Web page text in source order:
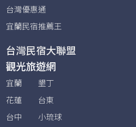
台灣優惠通
宜蘭民宿推薦王
台灣民宿大聯盟
觀光旅遊網
宜蘭
墾丁
花蓮
台東
台中
小琉球